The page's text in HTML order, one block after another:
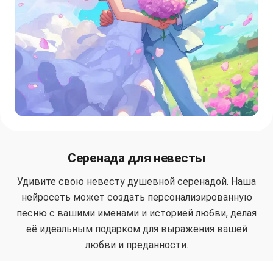
Серенада для невесты
Удивите свою невесту душевной серенадой. Наша
нейросеть может создать персонализированную
песню с вашими именами и историей любви, делая
её идеальным подарком для выражения вашей
любви и преданности.